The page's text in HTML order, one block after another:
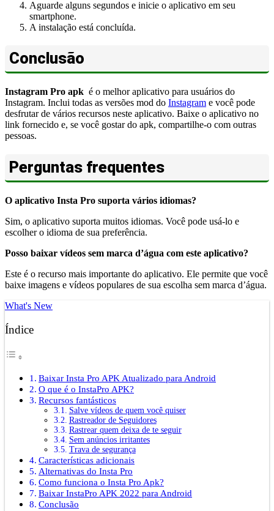
Aguarde alguns segundos e inicie o aplicativo em seu
smartphone.
A instalação está concluída.
Conclusão
Instagram Pro apk é o melhor aplicativo para usuários do
Instagram. Inclui todas as versões mod do Instagram e você pode
desfrutar de vários recursos neste aplicativo. Baixe o aplicativo no
link fornecido e, se você gostar do apk, compartilhe-o com outras
pessoas.
Perguntas frequentes
O aplicativo Insta Pro suporta vários idiomas?
Sim, o aplicativo suporta muitos idiomas. Você pode usá-lo e
escolher o idioma de sua preferência.
Posso baixar vídeos sem marca d’água com este aplicativo?
Este é o recurso mais importante do aplicativo. Ele permite que você
baixe imagens e vídeos populares de sua escolha sem marca d’água.
What's New
Índice
Baixar Insta Pro APK Atualizado para Android
O que é o InstaPro APK?
Recursos fantásticos
Salve vídeos de quem você quiser
Rastreador de Seguidores
Rastrear quem deixa de te seguir
Sem anúncios irritantes
Trava de segurança
Características adicionais
Alternativas do Insta Pro
Como funciona o Insta Pro Apk?
Baixar InstaPro APK 2022 para Android
Conclusão